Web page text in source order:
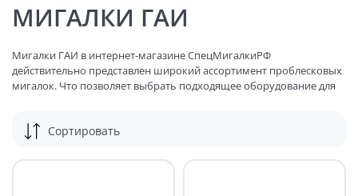
МИГАЛКИ ГАИ
Мигалки ГАИ в интернет-магазине СпецМигалкиРФ
действительно представлен широкий ассортимент проблесковых
мигалок. Что позволяет выбрать подходящее оборудование для
гражданском транспорте строго регулируется
учитывать при выборе и использовании проблесковых маячков:
Сортировать